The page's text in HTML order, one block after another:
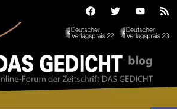
FacebookTwitterYoutube